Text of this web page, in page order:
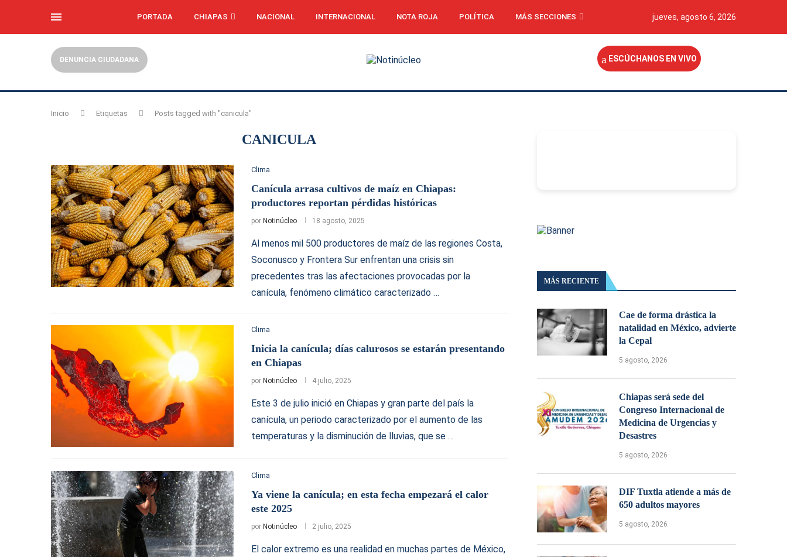
PORTADA CHIAPAS NACIONAL INTERNACIONAL NOTA ROJA POLÍTICA MÁS SECCIONES jueves, agosto 6, 2026
DENUNCIA CIUDADANA ESCÚCHANOS EN VIVO
Inicio Etiquetas Posts tagged with "canicula"
CANICULA
Clima
Canícula arrasa cultivos de maíz en Chiapas:
productores reportan pérdidas históricas
por Notinúcleo 18 agosto, 2025
Al menos mil 500 productores de maíz de las regiones Costa,
Soconusco y Frontera Sur enfrentan una crisis sin
precedentes tras las afectaciones provocadas por la
canícula, fenómeno climático caracterizado …
Clima
Inicia la canícula; días calurosos se estarán presentando
en Chiapas
por Notinúcleo 4 julio, 2025
Este 3 de julio inició en Chiapas y gran parte del país la
canícula, un periodo caracterizado por el aumento de las
temperaturas y la disminución de lluvias, que se …
Clima
Ya viene la canícula; en esta fecha empezará el calor
este 2025
por Notinúcleo 2 julio, 2025
El calor extremo es una realidad en muchas partes de México,
MÁS RECIENTE
Cae de forma drástica la
natalidad en México, advierte
la Cepal
5 agosto, 2026
Chiapas será sede del
Congreso Internacional de
Medicina de Urgencias y
Desastres
5 agosto, 2026
DIF Tuxtla atiende a más de
650 adultos mayores
5 agosto, 2026